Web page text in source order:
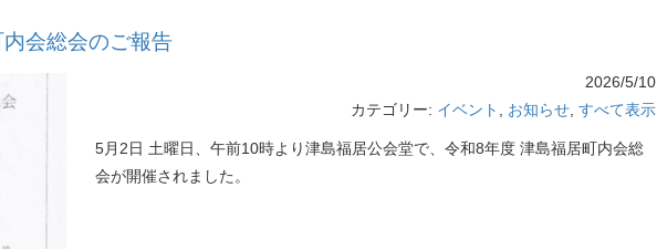
会総会のご報告
2026/5/10
カテゴリー: イベント お知らせ, すべて表示
5月2日 土曜日、午前10時より津島福居公会堂で、令和8年度 津島福居町内会総
会が開催されました。